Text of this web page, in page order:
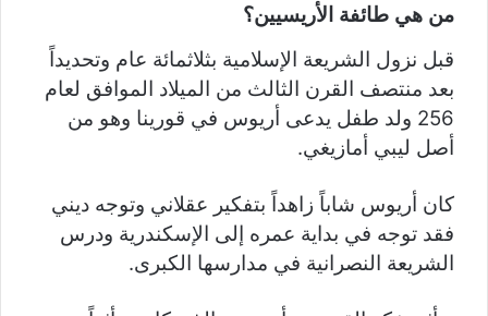
من هي طائفة الأريسيين؟
قبل نزول الشريعة الإسلامية بثلاثمائة عام وتحديداً
بعد منتصف القرن الثالث من الميلاد الموافق لعام
256 ولد طفل يدعى أريوس في قورينا وهو من
أصل ليبي أمازيغي.
كان أريوس شاباً زاهداً بتفكير عقلاني وتوجه ديني
فقد توجه في بداية عمره إلى الإسكندرية ودرس
الشريعة النصرانية في مدارسها الكبرى.